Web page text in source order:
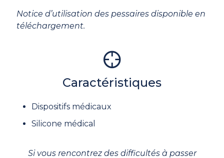
Notice d’utilisation des pessaires disponible en
téléchargement.
Caractéristiques
Dispositifs médicaux
Silicone médical
Si vous rencontrez des difficultés à passer